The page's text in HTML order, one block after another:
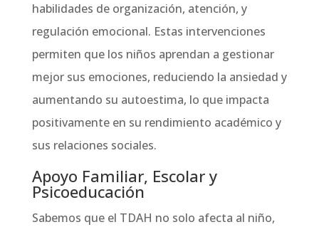
habilidades de organización, atención, y
regulación emocional. Estas intervenciones
permiten que los niños aprendan a gestionar
mejor sus emociones, reduciendo la ansiedad y
aumentando su autoestima, lo que impacta
positivamente en su rendimiento académico y
sus relaciones sociales.
Apoyo Familiar, Escolar y
Psicoeducación
Sabemos que el TDAH no solo afecta al niño,